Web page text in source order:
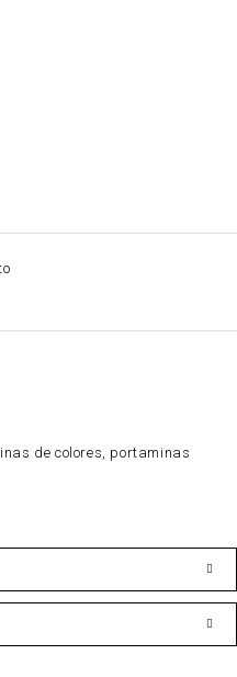
de colores, portaminas